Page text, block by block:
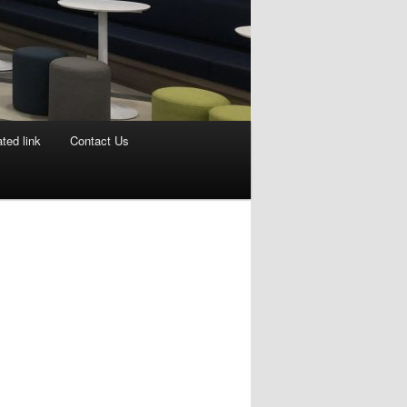
link Contact Us